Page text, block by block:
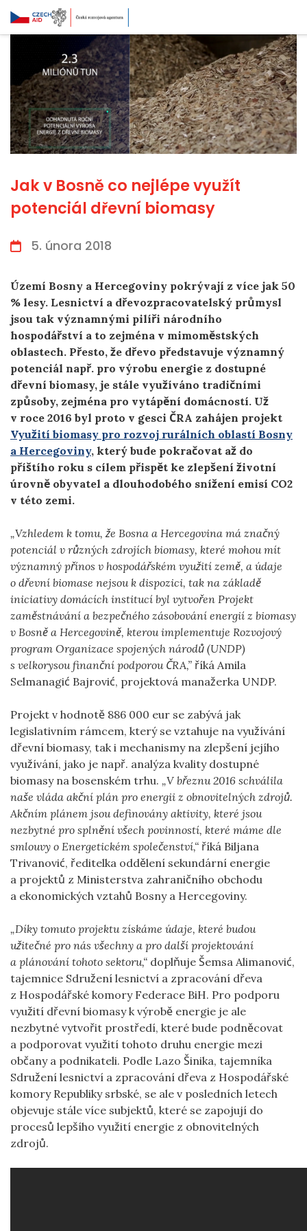
Jak v Bosně co nejlépe využít
potenciál dřevní biomasy
5. února 2018
Území Bosny a Hercegoviny pokrývají z více jak 50
% lesy. Lesnictví a dřevozpracovatelský průmysl
jsou tak významnými pilíři národního
hospodářství a to zejména v mimoměstských
oblastech. Přesto, že dřevo představuje významný
potenciál např. pro výrobu energie z dostupné
dřevní biomasy, je stále využíváno tradičními
způsoby, zejména pro vytápění domácností. Už
v roce 2016 byl proto v gesci ČRA zahájen projekt
Využití biomasy pro rozvoj rurálních oblastí Bosny
a Hercegoviny, který bude pokračovat až do
příštího roku s cílem přispět ke zlepšení životní
úrovně obyvatel a dlouhodobého snížení emisí CO2
v této zemi.
„Vzhledem k tomu, že Bosna a Hercegovina má značný
potenciál v různých zdrojích biomasy, které mohou mít
významný přínos v hospodářském využití země, a údaje
o dřevní biomase nejsou k dispozici, tak na základě
iniciativy domácích institucí byl vytvořen Projekt
zaměstnávání a bezpečného zásobování energií z biomasy
v Bosně a Hercegovině, kterou implementuje Rozvojový
program Organizace spojených národů (UNDP)
s velkorysou finanční podporou ČRA,” říká Amila
Selmanagić Bajrović, projektová manažerka UNDP.
Projekt v hodnotě 886 000 eur se zabývá jak
legislativním rámcem, který se vztahuje na využívání
dřevní biomasy, tak i mechanismy na zlepšení jejího
využívání, jako je např. analýza kvality dostupné
biomasy na bosenském trhu. „V březnu 2016 schválila
naše vláda akční plán pro energii z obnovitelných zdrojů.
Akčním plánem jsou definovány aktivity, které jsou
nezbytné pro splnění všech povinností, které máme dle
smlouvy o Energetickém společenství,“ říká Biljana
Trivanović, ředitelka oddělení sekundární energie
a projektů z Ministerstva zahraničního obchodu
a ekonomických vztahů Bosny a Hercegoviny.
„Díky tomuto projektu získáme údaje, které budou
užitečné pro nás všechny a pro další projektování
a plánování tohoto sektoru,“ doplňuje Šemsa Alimanović,
tajemnice Sdružení lesnictví a zpracování dřeva
z Hospodářské komory Federace BiH. Pro podporu
využití dřevní biomasy k výrobě energie je ale
nezbytné vytvořit prostředí, které bude podněcovat
a podporovat využití tohoto druhu energie mezi
občany a podnikateli. Podle Lazo Šinika, tajemníka
Sdružení lesnictví a zpracování dřeva z Hospodářské
komory Republiky srbské, se ale v posledních letech
objevuje stále více subjektů, které se zapojují do
procesů lepšího využití energie z obnovitelných
zdrojů.